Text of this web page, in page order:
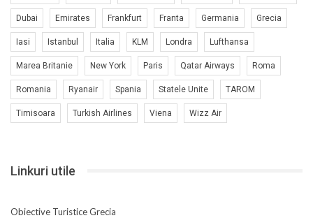
Dubai Emirates Frankfurt Franta Germania Grecia
Iasi Istanbul Italia KLM Londra Lufthansa
Marea Britanie New York Paris Qatar Airways Roma
Romania Ryanair Spania Statele Unite TAROM
Timisoara Turkish Airlines Viena Wizz Air
Linkuri utile
Obiective Turistice Grecia